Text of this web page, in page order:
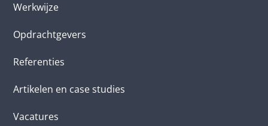
Werkwijze
Opdrachtgevers
Referenties
Artikelen en case studies
Vacatures